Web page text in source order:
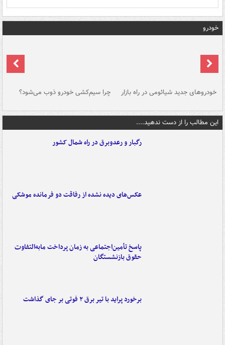
خودرو
خودروهای جدید شیائومی در راه بازار چرا سیم‌کشی خودرو ذوب می‌شود؟
این مطالب را از دست ندهید....
رگبار و رعدوبرق در راه شمال کشور
عکس‌های دیده نشده از رفاقت دو فرمانده‌ موشکی
پاسخ تأمین‌اجتماعی به زمان پرداخت مابه‌التفاوت
حقوق بازنشستگان
برخورد پراید با تیر برق ۲ فوتی بر جای گذاشت